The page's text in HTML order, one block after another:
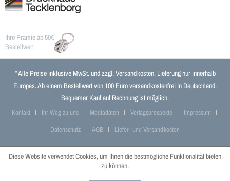
Ihre Prämie ab 50€
Bestellwert
* Alle Preise inklusive MwSt. und zzgl.Versandkosten. Lieferung nur innerhalb
Europas. Ab einem Bestellwert von 100 Euro versandkostenfrei in Deutschland.
Bequemer Kauf auf Rechnung ist möglich.
Kontakt Ihr Weg zu uns Mediadaten Verlagsprospekte
Impressum
Datenschutz
AGB Liefer- und Versandkosten
Diese Website verwendet Cookies, um Ihnen die bestmögliche Funktionalität bieten
zu können.